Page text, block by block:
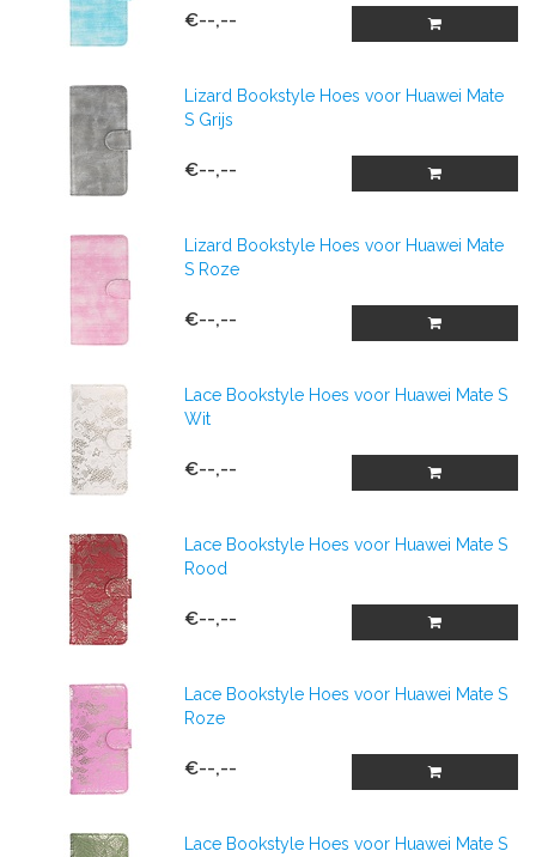
€--,--
Lizard Bookstyle Hoes voor Huawei Mate
S Grijs
€--,--
Lizard Bookstyle Hoes voor Huawei Mate
S Roze
€--,--
Lace Bookstyle Hoes voor Huawei Mate S
Wit
€--,--
Lace Bookstyle Hoes voor Huawei Mate S
Rood
€--,--
Lace Bookstyle Hoes voor Huawei Mate S
Roze
€--,--
Lace Bookstyle Hoes voor Huawei Mate S